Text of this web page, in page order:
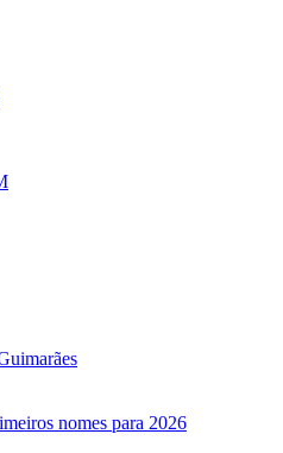
nomes para 2026